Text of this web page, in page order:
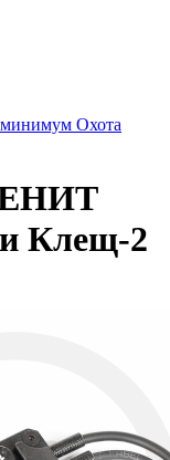
Охота
Клещ-2